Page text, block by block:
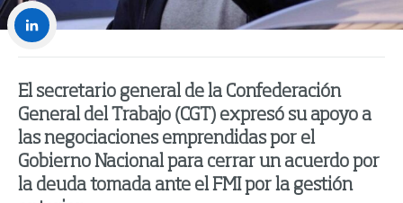
El secretario general de la Confederación
General del Trabajo (CGT) expresó su apoyo a
las negociaciones emprendidas por el
Gobierno Nacional para cerrar un acuerdo por
la deuda tomada ante el FMI por la gestión
WhatsApp